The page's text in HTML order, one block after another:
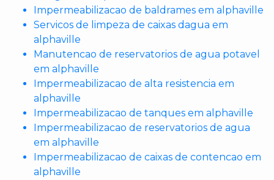
Impermeabilizacao de baldrames em alphaville
Servicos de limpeza de caixas dagua em
alphaville
Manutencao de reservatorios de agua potavel
em alphaville
Impermeabilizacao de alta resistencia em
alphaville
Impermeabilizacao de tanques em alphaville
Impermeabilizacao de reservatorios de agua
em alphaville
Impermeabilizacao de caixas de contencao em
alphaville